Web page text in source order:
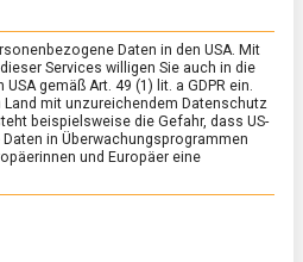
/FEATURED/WISSEN
Art – Afternoon
Daten in den USA. Mit
Services willigen Sie auch in die
gemäß Art. 49 (1) lit. a GDPR ein.
Land mit unzureichendem Datenschutz
beispielsweise die Gefahr, dass US-
in Überwachungsprogrammen
und Europäer eine
Gruppen, für die eine